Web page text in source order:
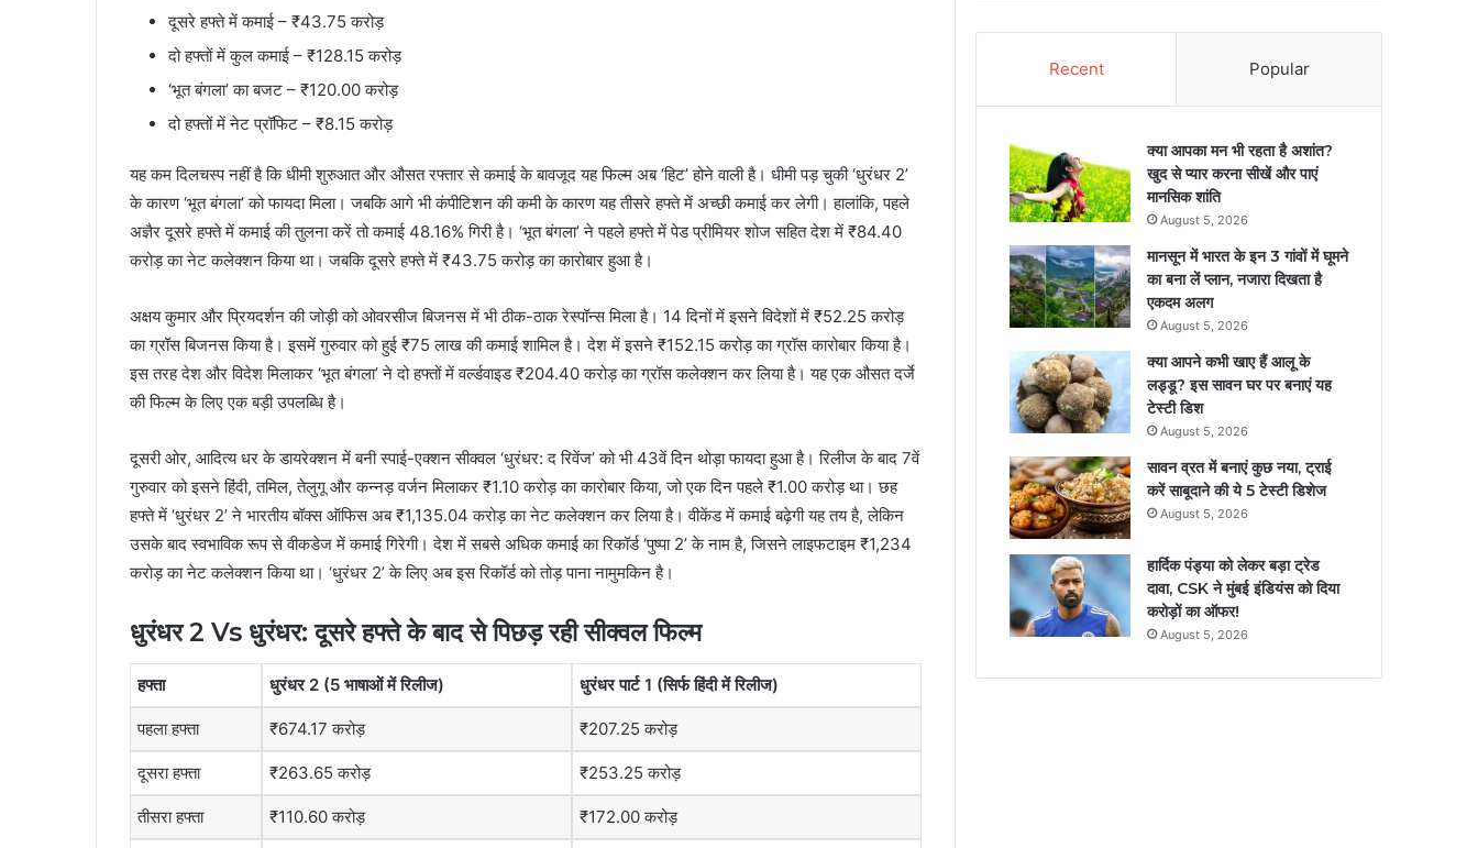
दूसरे हफ्ते में कमाई – ₹43.75 करोड़
दो हफ्तों में कुल कमाई – ₹128.15 करोड़
‘भूत बंगला’ का बजट – ₹120.00 करोड़
दो हफ्तों में नेट प्रॉफिट – ₹8.15 करोड़
यह कम दिलचस्‍प नहीं है कि धीमी शुरुआत और औसत रफ्तार से कमाई के बावजूद यह फिल्‍म अब ‘हिट’ होने वाली है। धीमी पड़ चुकी ‘धुरंधर 2’
के कारण ‘भूत बंगला’ को फायदा मिला। जबकि आगे भी कंपीटिशन की कमी के कारण यह तीसरे हफ्ते में अच्‍छी कमाई कर लेगी। हालांकि, पहले
अज्ञैर दूसरे हफ्ते में कमाई की तुलना करें तो कमाई 48.16% गिरी है। ‘भूत बंगला’ ने पहले हफ्ते में पेड प्रीमियर शोज सहित देश में ₹84.40
करोड़ का नेट कलेक्‍शन किया था। जबकि दूसरे हफ्ते में ₹43.75 करोड़ का कारोबार हुआ है।
अक्षय कुमार और प्रियदर्शन की जोड़ी को ओवरसीज बिजनस में भी ठीक-ठाक रेस्‍पॉन्‍स मिला है। 14 दिनों में इसने विदेशों में ₹52.25 करोड़
का ग्रॉस बिजनस किया है। इसमें गुरुवार को हुई ₹75 लाख की कमाई शामिल है। देश में इसने ₹152.15 करोड़ का ग्रॉस कारोबार किया है।
इस तरह देश और विदेश मिलाकर ‘भूत बंगला’ ने दो हफ्तों में वर्ल्‍डवाइड ₹204.40 करोड़ का ग्रॉस कलेक्‍शन कर लिया है। यह एक औसत दर्जे
की फिल्‍म के लिए एक बड़ी उपलब्‍धि है।
दूसरी ओर, आदित्‍य धर के डायरेक्‍शन में बनी स्‍पाई-एक्‍शन सीक्‍वल ‘धुरंधर: द रिवेंज’ को भी 43वें दिन थोड़ा फायदा हुआ है। रिलीज के बाद 7वें
गुरुवार को इसने हिंदी, तमिल, तेलुगू और कन्‍नड़ वर्जन मिलाकर ₹1.10 करोड़ का कारोबार किया, जो एक दिन पहले ₹1.00 करोड़ था। छह
हफ्ते में ‘धुरंधर 2’ ने भारतीय बॉक्‍स ऑफिस अब ₹1,135.04 करोड़ का नेट कलेक्‍शन कर लिया है। वीकेंड में कमाई बढ़ेगी यह तय है, लेकिन
उसके बाद स्‍वभाविक रूप से वीकडेज में कमाई गिरेगी। देश में सबसे अध‍िक कमाई का रिकॉर्ड ‘पुष्‍पा 2’ के नाम है, जिसने लाइफटाइम ₹1,234
करोड़ का नेट कलेक्‍शन किया था। ‘धुरंधर 2’ के लिए अब इस रिकॉर्ड को तोड़ पाना नामुमकिन है।
धुरंधर 2 Vs धुरंधर: दूसरे हफ्ते के बाद से पिछड़ रही सीक्‍वल फिल्‍म
हफ्ता धुरंधर 2 (5 भाषाओं में र‍िलीज) धुरंधर पार्ट 1 (स‍िर्फ ह‍िंदी में र‍िलीज)
पहला हफ्ता ₹674.17 करोड़ ₹207.25 करोड़
दूसरा हफ्ता ₹263.65 करोड़ ₹253.25 करोड़
तीसरा हफ्ता ₹110.60 करोड़ ₹172.00 करोड़
Recent Popular
क्या आपका मन भी रहता है अशांत?
खुद से प्यार करना सीखें और पाएं
मानसिक शांति
August 5, 2026
मानसून में भारत के इन 3 गांवों में घूमने
का बना लें प्‍लान, नजारा द‍िखता है
एकदम अलग
August 5, 2026
क्या आपने कभी खाए हैं आलू के
लड्डू? इस सावन घर पर बनाएं यह
टेस्टी डिश
August 5, 2026
सावन व्रत में बनाएं कुछ नया, ट्राई
करें साबूदाने की ये 5 टेस्टी डिशेज
August 5, 2026
हार्दिक पंड्या को लेकर बड़ा ट्रेड
दावा, CSK ने मुंबई इंडियंस को दिया
करोड़ों का ऑफर!
August 5, 2026